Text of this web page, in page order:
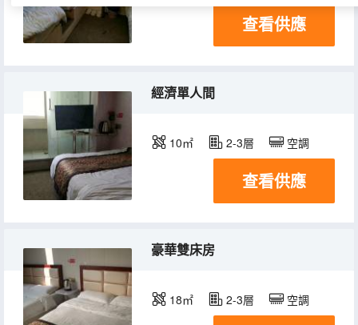
查看供應
經濟單人間
10㎡ 2-3層 空調
查看供應
豪華雙床房
18㎡ 2-3層 空調